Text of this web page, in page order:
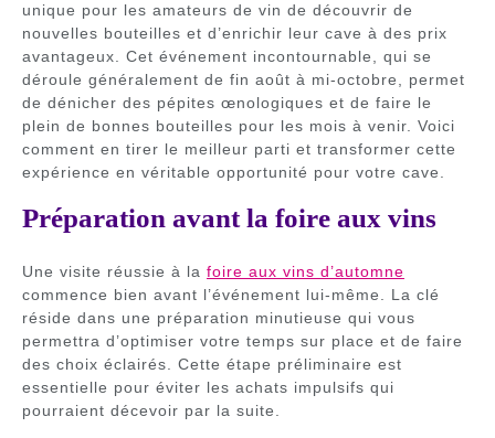
unique pour les amateurs de vin de découvrir de
nouvelles bouteilles et d’enrichir leur cave à des prix
avantageux. Cet événement incontournable, qui se
déroule généralement de fin août à mi-octobre, permet
de dénicher des pépites œnologiques et de faire le
plein de bonnes bouteilles pour les mois à venir. Voici
comment en tirer le meilleur parti et transformer cette
expérience en véritable opportunité pour votre cave.
Préparation avant la foire aux vins
Une visite réussie à la foire aux vins d’automne
commence bien avant l’événement lui-même. La clé
réside dans une préparation minutieuse qui vous
permettra d’optimiser votre temps sur place et de faire
des choix éclairés. Cette étape préliminaire est
essentielle pour éviter les achats impulsifs qui
pourraient décevoir par la suite.